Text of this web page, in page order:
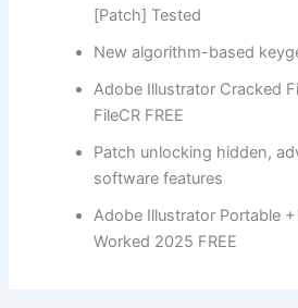
[Patch] Tested
New algorithm-based
Adobe Illustrator Cracked
FileCR FREE
Patch unlocking hidden,
software features
Adobe Illustrator Portable
Worked 2025 FREE